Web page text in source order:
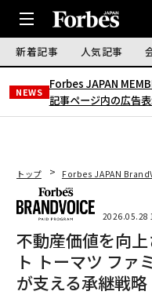
新着記事 人気記事
NEWS
Forbes JAPAN
記事ページ内の広告
トップ Forbes JAPAN
2026.05.28
不動産価値を向
ト トーマツ ファ
が支える承継戦略